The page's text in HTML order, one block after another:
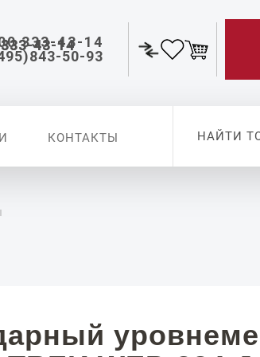
333-43-14
50-93
КОНТАКТЫ